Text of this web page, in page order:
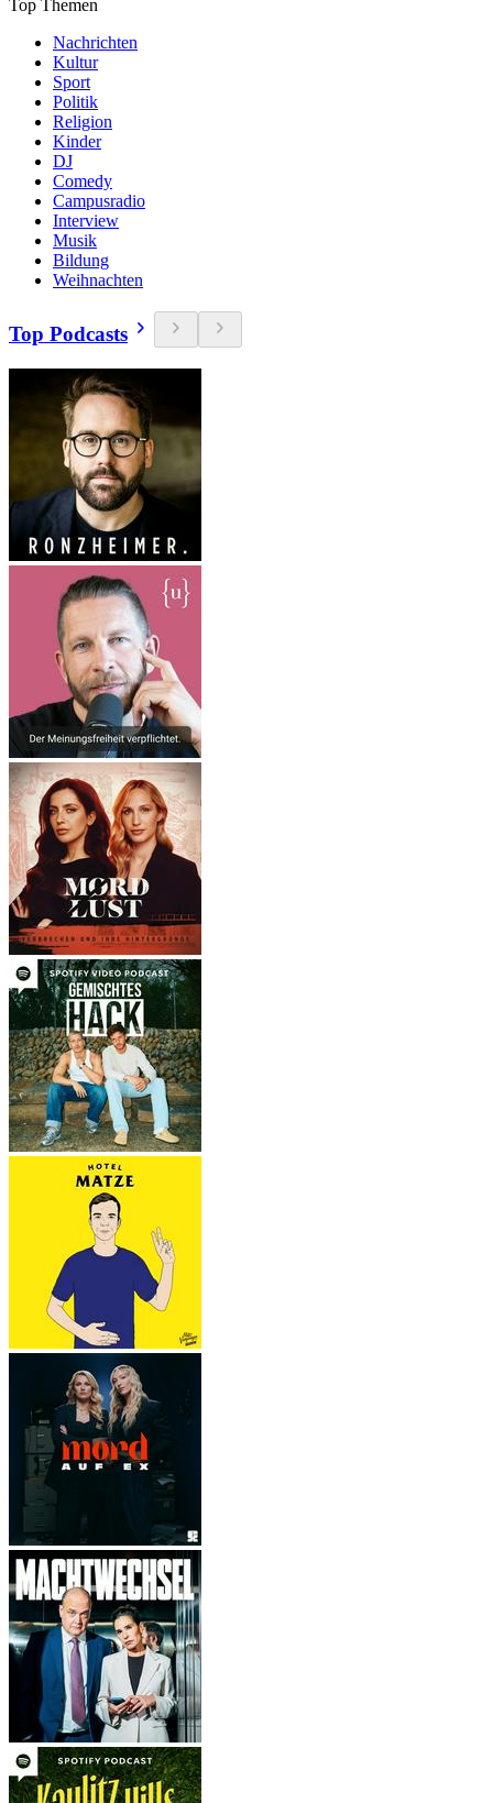
Top Themen
Nachrichten
Kultur
Sport
Politik
Religion
Kinder
DJ
Comedy
Campusradio
Interview
Musik
Bildung
Weihnachten
Top Podcasts